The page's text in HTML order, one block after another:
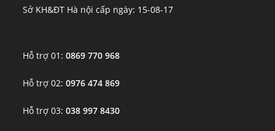
Sở KH&ĐT Hà nội cấp ngày: 15-08-17
Hỗ trợ 01:0869 770 968
Hỗ trợ 02:0976 474 869
Hỗ trợ 03:038 997 8430